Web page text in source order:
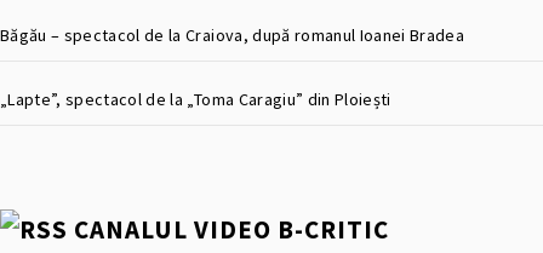
Băgău – spectacol de la Craiova, după romanul Ioanei Bradea
„Lapte”, spectacol de la „Toma Caragiu” din Ploiești
CANALUL VIDEO B-CRITIC